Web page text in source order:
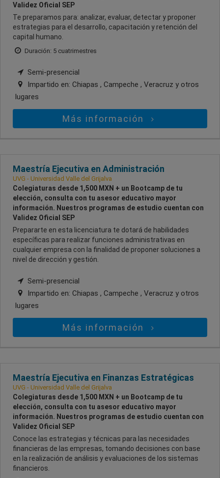
Validez Oficial SEP
Te preparamos para: analizar, evaluar, detectar y proponer
estrategias para el desarrollo, capacitación y retención del
capital humano.
Duración: 5 cuatrimestres
Semi-presencial
Impartido en: Chiapas , Campeche , Veracruz y otros
lugares
Más información
Maestría Ejecutiva en Administración
UVG - Universidad Valle del Grijalva
Colegiaturas desde 1,500 MXN + un Bootcamp de tu
elección, consulta con tu asesor educativo mayor
información. Nuestros programas de estudio cuentan con
Validez Oficial SEP
Prepararte en esta licenciatura te dotará de habilidades
específicas para realizar funciones administrativas en
cualquier empresa con la finalidad de proponer soluciones a
nivel de dirección y gestión.
Semi-presencial
Impartido en: Chiapas , Campeche , Veracruz y otros
lugares
Más información
Maestría Ejecutiva en Finanzas Estratégicas
UVG - Universidad Valle del Grijalva
Colegiaturas desde 1,500 MXN + un Bootcamp de tu
elección, consulta con tu asesor educativo mayor
información. Nuestros programas de estudio cuentan con
Validez Oficial SEP
Conoce las estrategias y técnicas para las necesidades
financieras de las empresas, tomando decisiones con base
en la realización de análisis y evaluaciones de los sistemas
financieros.